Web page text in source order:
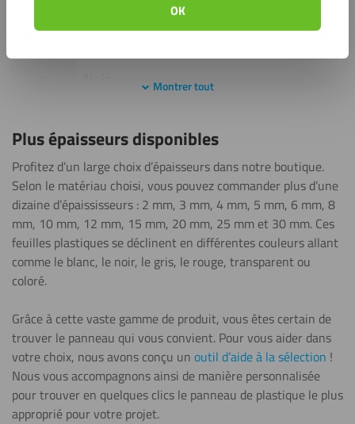
OK
Montrer tout
Montrer tout
Rouge
Montrer tout
Montrer tout
Montrer tout
Plus épaisseurs disponibles
Profitez d’un large choix d’épaisseurs dans notre boutique.
Selon le matériau choisi, vous pouvez commander plus d’une
dizaine d’épaississeurs : 2 mm, 3 mm, 4 mm, 5 mm, 6 mm, 8
mm, 10 mm, 12 mm, 15 mm, 20 mm, 25 mm et 30 mm. Ces
feuilles plastiques se déclinent en différentes couleurs allant
comme le blanc, le noir, le gris, le rouge, transparent ou
coloré.
Grâce à cette vaste gamme de produit, vous êtes certain de
trouver le panneau qui vous convient. Pour vous aider dans
votre choix, nous avons conçu un outil d’aide à la sélection !
Nous vous accompagnons ainsi de manière personnalisée
pour trouver en quelques clics le panneau de plastique le plus
approprié pour votre projet.